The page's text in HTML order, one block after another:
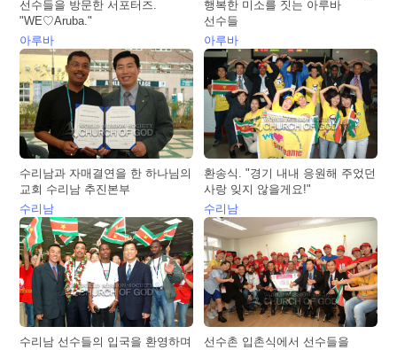
선수들을 방문한 서포터즈.
"WE♡Aruba."
아루바
행복한 미소를 짓는 아루바
선수들
아루바
수리남과 자매결연을 한 하나님의
교회 수리남 추진본부
수리남
환송식. "경기 내내 응원해 주었던
사랑 잊지 않을게요!"
수리남
수리남 선수들의 입국을 환영하며
선수촌 입촌식에서 선수들을